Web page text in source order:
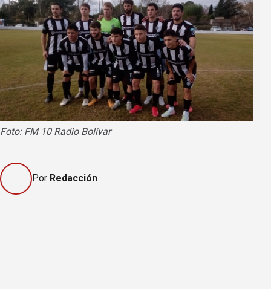
Foto: FM 10 Radio Bolívar
Por Redacción